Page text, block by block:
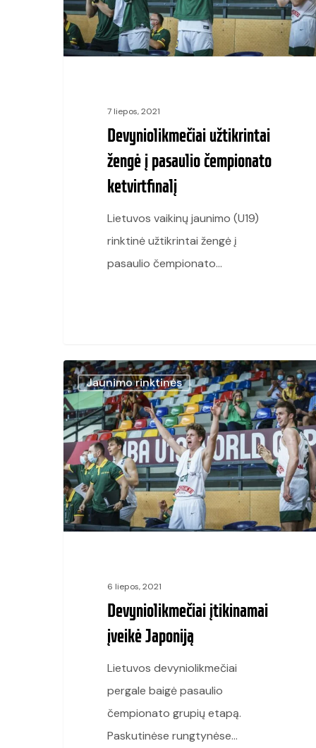
čempionato
ketvirtfinalį
7 liepos, 2021
Devyniolikmečiai užtikrintai
žengė į pasaulio čempionato
ketvirtfinalį
Lietuvos vaikinų jaunimo (U19)
rinktinė užtikrintai žengė į
pasaulio čempionato…
Devyniolikmečiai
įtikinamai
įveikė
Japoniją
Jaunimo rinktinės
6 liepos, 2021
Devyniolikmečiai įtikinamai
įveikė Japoniją
Lietuvos devyniolikmečiai
pergale baigė pasaulio
čempionato grupių etapą.
Paskutinėse rungtynėse…